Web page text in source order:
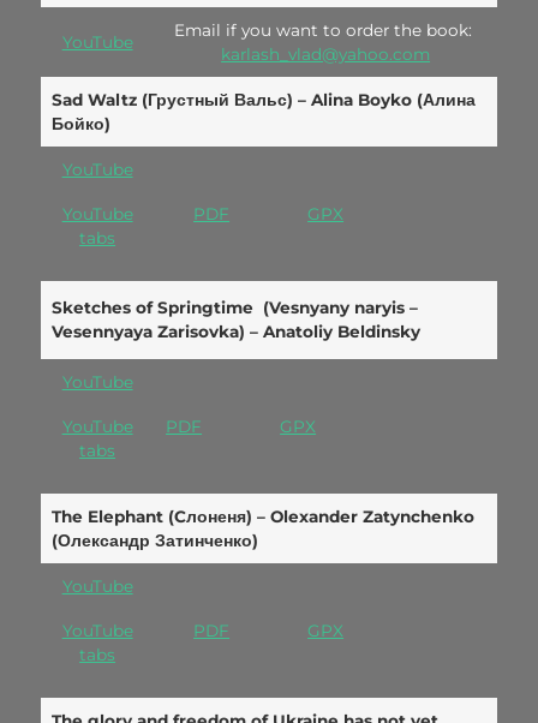
YouTube
Email if you want to order the book:
karlash_vlad@yahoo.com
SadWaltz (Грустный Вальс) – Alina Boyko (Алина
Бойко)
YouTube
YouTube
tabs
PDF GPX
Sketches of Springtime (Vesnyany naryis –
Vesennyaya Zarisovka) – Anatoliy Beldinsky
YouTube
YouTube
tabs
PDF GPX
The Elephant (Cлоненя) – Olexander Zatynchenko
(Олександр Затинченко)
YouTube
YouTube
tabs
PDF GPX